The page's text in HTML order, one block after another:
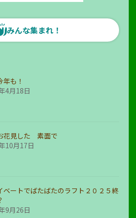
みんな集まれ！
年も！
4月18日
花見した 素面で
10月17日
ベートでばたばたのラフト２０２５終
9月26日